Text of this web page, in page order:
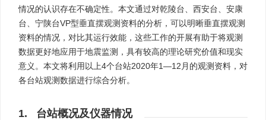
情况的认识存在不确定性。本文通过对乾陵台、西安台、安康
台、宁陕台VP型垂直摆观测资料的分析，可以明晰垂直摆观测
资料的情况，对比其运行效能，这些工作的开展有助于将观测
数据更好地应用于地震监测，具有较高的理论研究价值和现实
意义。本文将利用以上4个台站2020年1—12月的观测资料，对
各台站观测数据进行综合分析。
1. 台站概况及仪器情况